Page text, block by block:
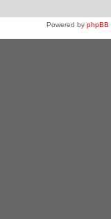
Powered byphpBB